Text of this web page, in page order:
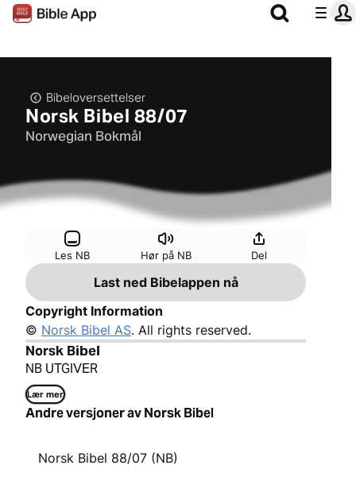
Bibeloversettelser
Norsk Bibel 88/07
Norwegian Bokmål
Les NB Hør på NB Del
Last ned Bibelappen nå
Copyright Information
© Norsk Bibel AS. All rights reserved.
Norsk Bibel
NB UTGIVER
Lær mer
Andre versjoner av Norsk Bibel
Norsk Bibel 88/07 (NB)